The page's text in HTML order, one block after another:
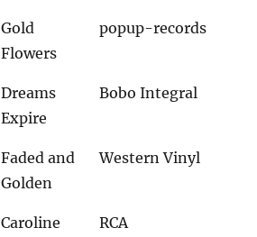
Gold
Flowers
popup-records
Dreams
Expire
Bobo Integral
Faded and
Golden
Western Vinyl
Caroline
RCA